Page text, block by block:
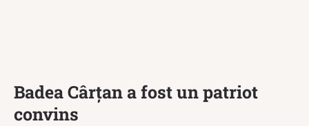
Badea Cârțan a fost un patriot
convins